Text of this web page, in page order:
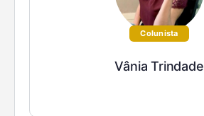
Colunista
Vânia Trindade